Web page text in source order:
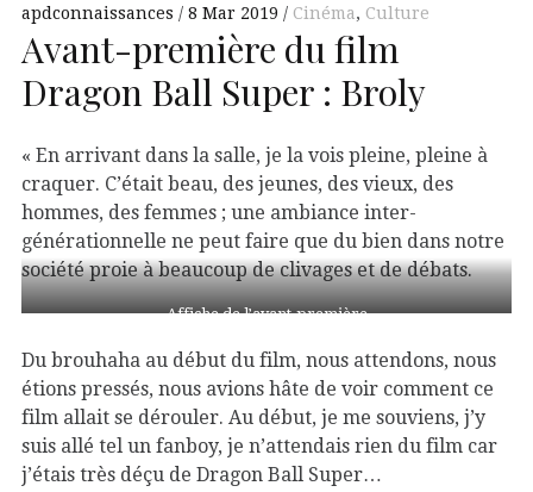
apdconnaissances 8 Mar 2019 Cinéma, Culture
Avant-première du film
Dragon Ball Super : Broly
« En arrivant dans la salle, je la vois pleine, pleine à
craquer. C’était beau, des jeunes, des vieux, des
hommes, des femmes ; une ambiance inter-
générationnelle ne peut faire que du bien dans notre
société proie à beaucoup de clivages et de débats.
Affiche de l’avant-première
Du brouhaha au début du film, nous attendons, nous
étions pressés, nous avions hâte de voir comment ce
film allait se dérouler. Au début, je me souviens, j’y
suis allé tel un fanboy, je n’attendais rien du film car
j’étais très déçu de Dragon Ball Super…